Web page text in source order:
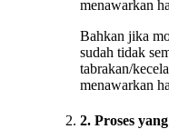
menawarkan
Bahkan jika
sudah tidak
tabrakan/
menawarkan
2. Proses